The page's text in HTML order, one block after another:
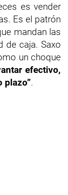
es vender
Es el patrón
mandan las
de caja. Saxo
un choque
efectivo,
plazo”.